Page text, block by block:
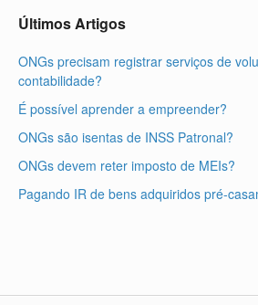
Últimos Artigos
ONGs precisam registrar serviços de
contabilidade?
É possível aprender a empreender?
ONGs são isentas de INSS Patronal?
ONGs devem reter imposto de MEIs?
Pagando IR de bens adquiridos pré-